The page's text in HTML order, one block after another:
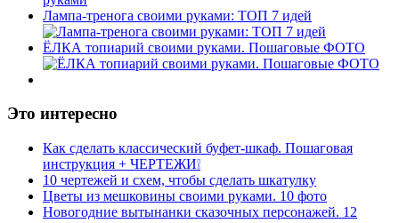
Лампа-тренога своими руками: ТОП 7 идей
ЁЛКА топиарий своими руками. Пошаговые ФОТО
Это интересно
Как сделать классический буфет-шкаф. Пошаговая
инструкция + ЧЕРТЕЖИ❕
10 чертежей и схем, чтобы сделать шкатулку
Цветы из мешковины своими руками. 10 фото
Новогодние вытынанки сказочных персонажей. 12